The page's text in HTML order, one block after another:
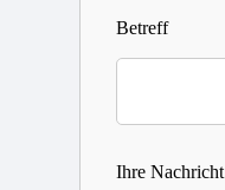
Betreff
Ihre Nachricht